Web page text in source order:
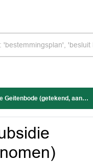
(getekend, aangenomen)